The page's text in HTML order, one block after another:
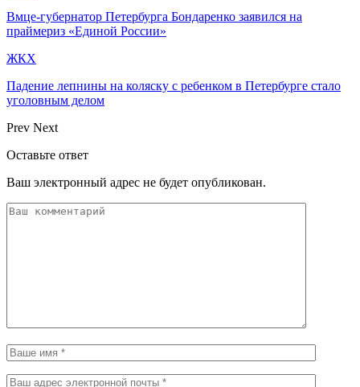
Вмце-губернатор Петербурга Бондаренко заявился на
праймериз «Единой России»
ЖКХ
Падение лепнины на коляску с ребенком в Петербурге стало
уголовным делом
Prev Next
Оставьте ответ
Ваш электронный адрес не будет опубликован.